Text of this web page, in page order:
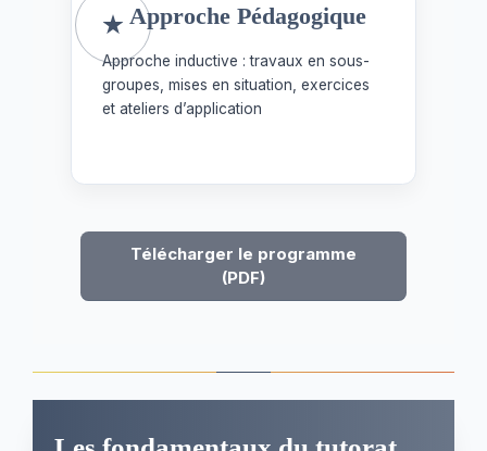
Approche Pédagogique
Approche inductive : travaux en sous-
groupes, mises en situation, exercices
et ateliers d’application
Télécharger le programme
(PDF)